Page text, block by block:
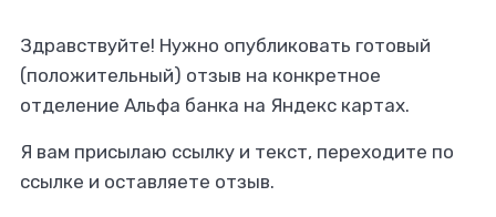
Здравствуйте! Нужно опубликовать готовый
(положительный) отзыв на конкретное
отделение Альфа банка на Яндекс картах.
Я вам присылаю ссылку и текст, переходите по
ссылке и оставляете отзыв.